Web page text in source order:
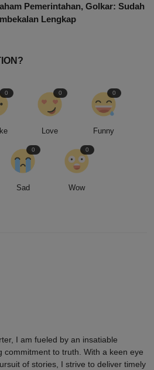
Pemerintahan, Golkar: Sudah
Lengkap
0
Love
0
Funny
0
Sad
0
Wow
0
I am fueled by an insatiable
commitment to truth. With a keen eye
of stories, I strive to deliver timely